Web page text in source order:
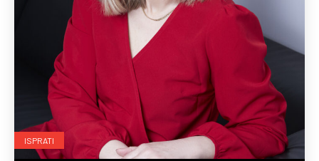
ISPRATI